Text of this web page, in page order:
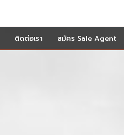
ติดต่อเรา สมัคร Sale Agent